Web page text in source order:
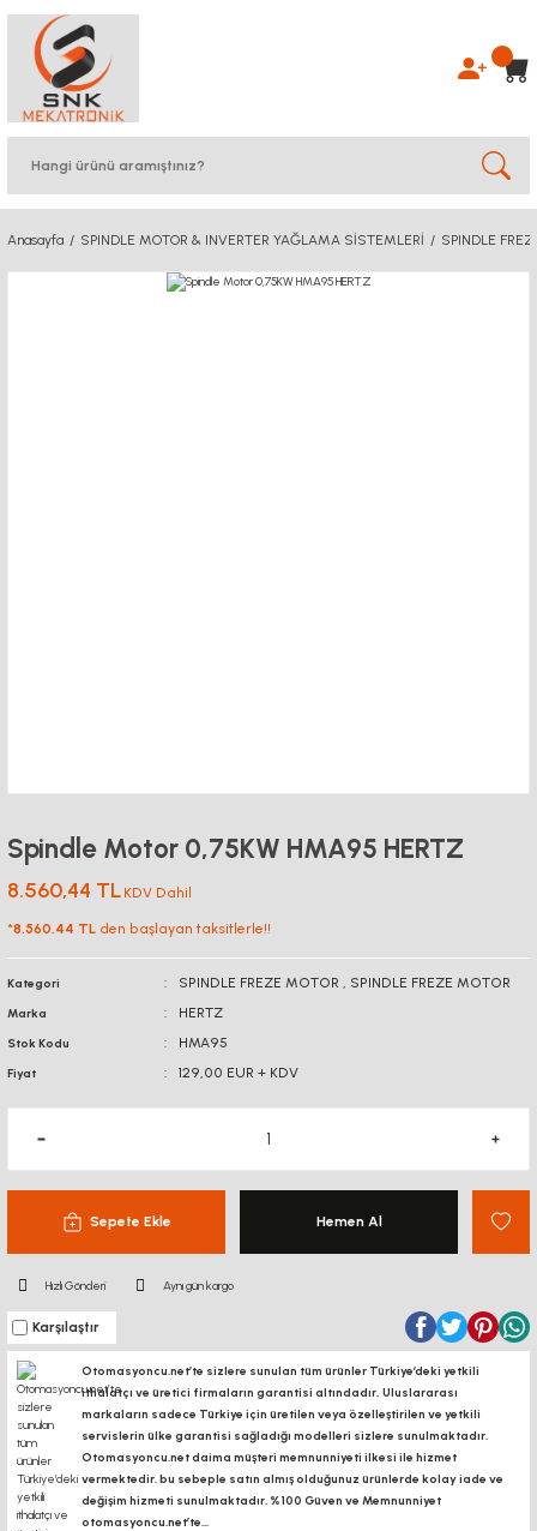
Anasayfa SPINDLE MOTOR & INVERTER YAĞLAMA SİSTEMLERİ SPINDLE
Spindle Motor 0,75KW HMA95 HERTZ
8.560,44 TL KDV Dahil
*8.560,44 TL den başlayan taksitlerle!!
Kategori SPINDLE FREZE MOTOR , SPINDLE FREZE MOTOR
Marka HERTZ
Stok Kodu HMA95
Fiyat 129,00 EUR + KDV
Sepete Ekle Hemen Al
Hızlı Gönderi Aynı gün kargo
Karşılaştır
Otomasyoncu.net’te sizlere sunulan tüm ürünler Türkiye’deki yetkili
ithalatçı ve üretici firmaların garantisi altındadır, Uluslararası
markaların sadece Türkiye için üretilen veya özelleştirilen ve yetkili
servislerin ülke garantisi sağladığı modelleri sizlere sunulmaktadır.
Otomasyoncu.net daima müşteri memnunniyeti ilkesi ile hizmet
vermektedir. bu sebeple satın almış olduğunuz ürünlerde kolay iade ve
değişim hizmeti sunulmaktadır. %100 Güven ve Memnunniyet
otomasyoncu.net’te...